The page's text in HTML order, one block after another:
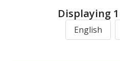
Displaying
English